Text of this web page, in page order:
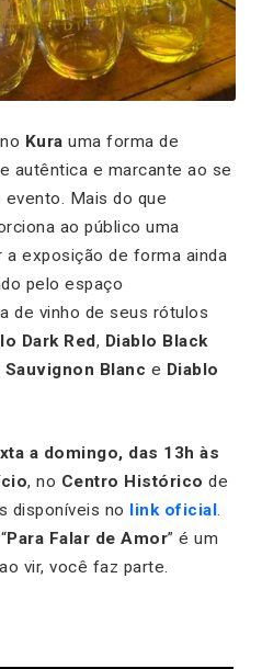
Kura uma forma de
autêntica e marcante ao se
Mais do que
ao público uma
exposição de forma ainda
pelo espaço
de vinho de seus rótulos
Dark Red, Diablo Black
Blanc e Diablo
a domingo, das 13h às
, no Centro Histórico de
disponíveis no link oficial.
Para Falar de Amor” é um
vir, você faz parte.